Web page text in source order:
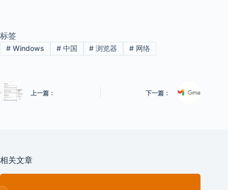
标签
#Windows #中国 # 浏览器 # 网络
上一篇： 下一篇：
相关文章